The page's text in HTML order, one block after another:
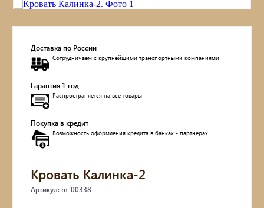
Стулья, табуреты
Обувницы
Комоды, тумбы
Столы
Мебель с искусственным старением
Дубовые бочки
Доставка по России
Сотрудничаем с крупнейшими транспортными компаниями
Гарантия 1 год
Распространяется на все товары
Покупка в кредит
Возможность оформления кредита в банках - партнерах
Кровать Калинка-2
Артикул: m-00338